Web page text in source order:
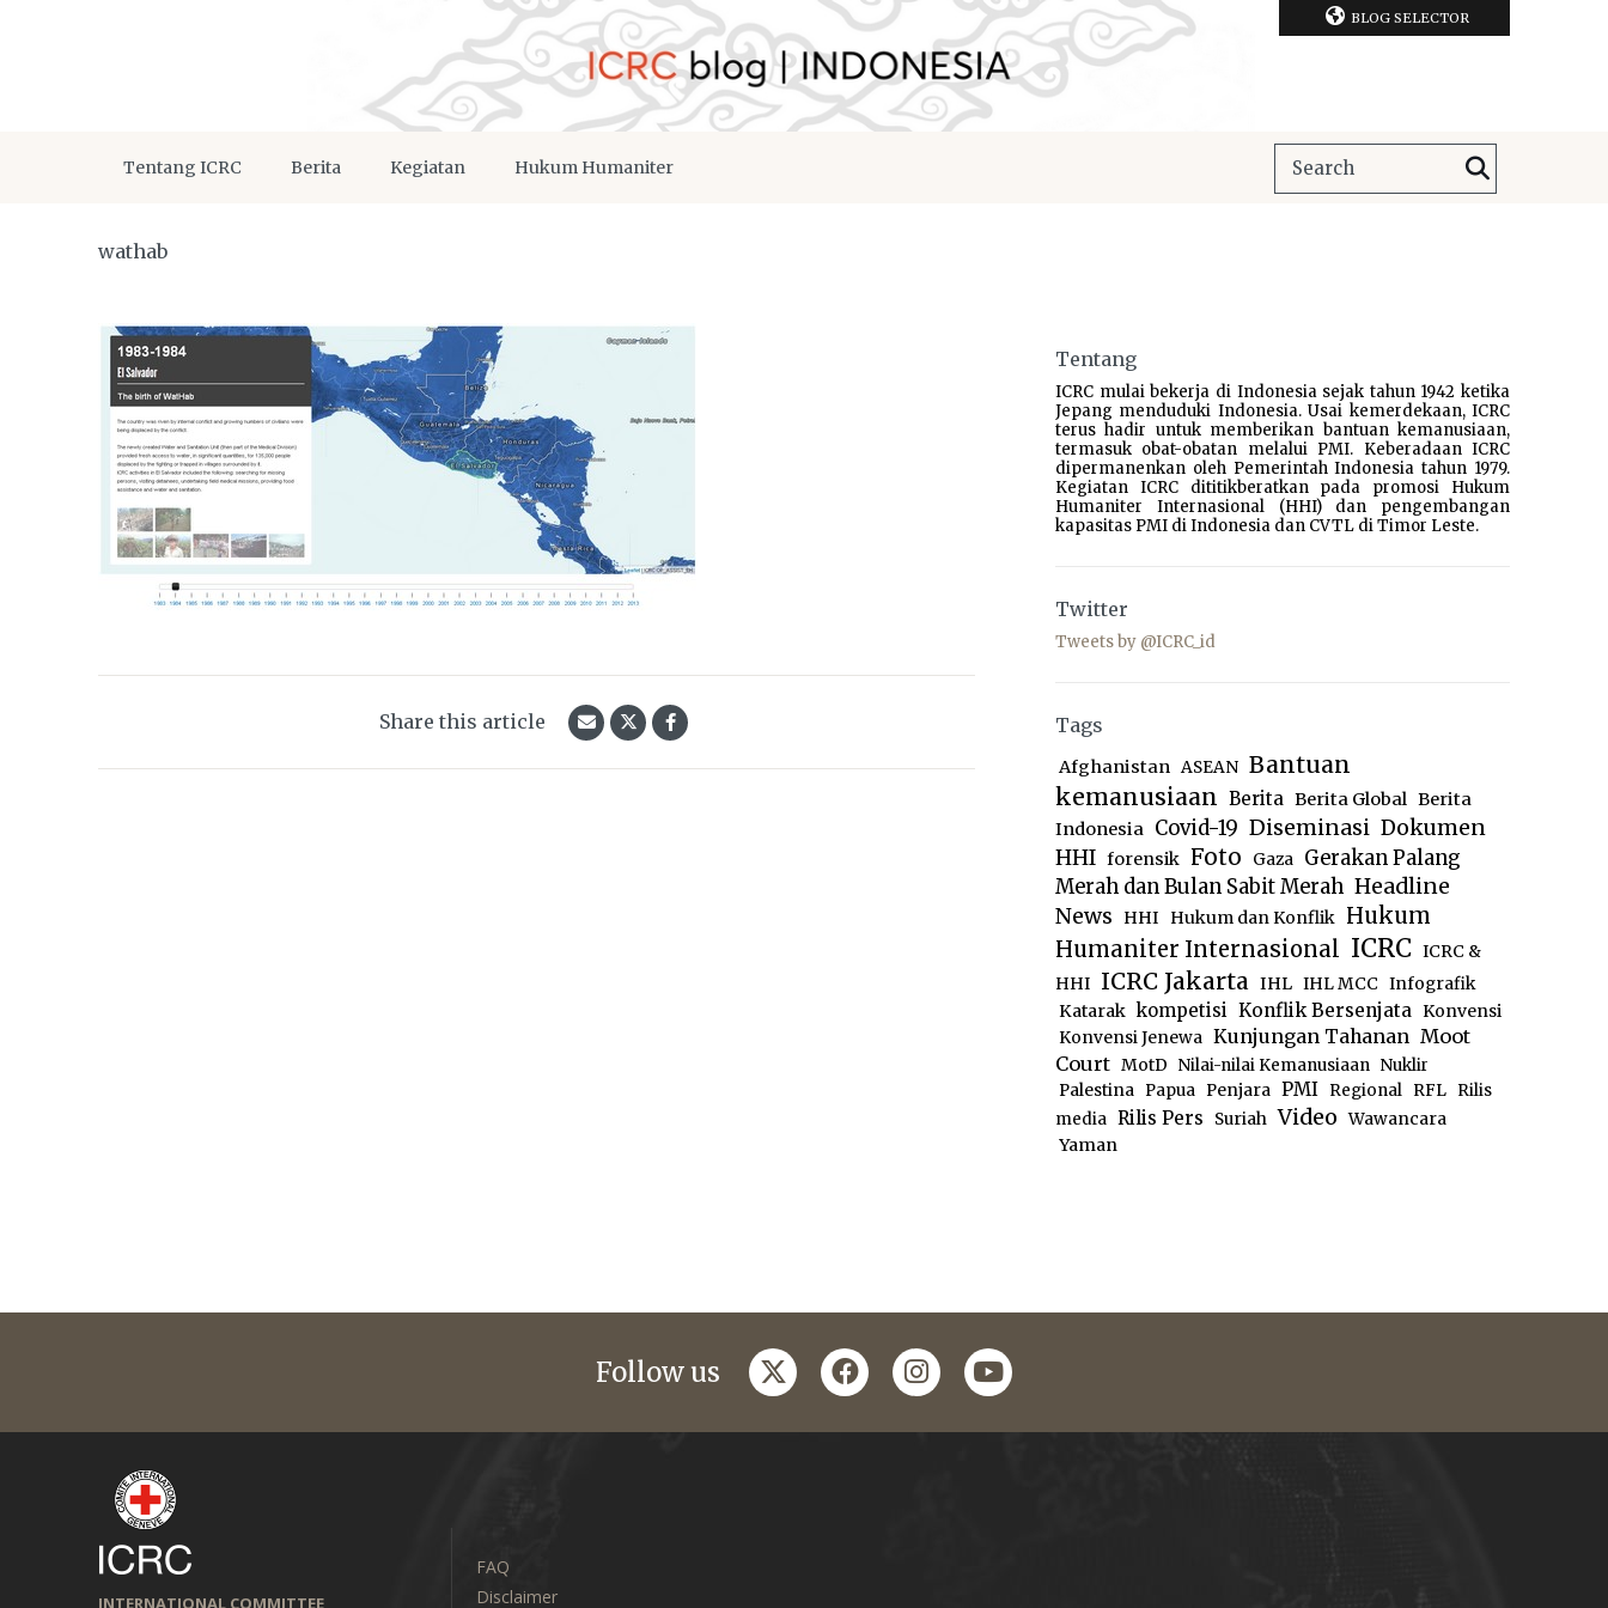
BLOG SELECTOR
Tentang ICRC Berita Kegiatan Hukum Humaniter
wathab
Share this article
Tentang
ICRC mulai bekerja di Indonesia sejak tahun 1942 ketika
Jepang menduduki Indonesia. Usai kemerdekaan, ICRC
terus hadir untuk memberikan bantuan kemanusiaan,
termasuk obat-obatan melalui PMI. Keberadaan ICRC
dipermanenkan oleh Pemerintah Indonesia tahun 1979.
Kegiatan ICRC dititikberatkan pada promosi Hukum
Humaniter Internasional (HHI) dan pengembangan
kapasitas PMI di Indonesia dan CVTL di Timor Leste.
Twitter
Tweets by @ICRC_id
Tags
Afghanistan ASEAN Bantuan
kemanusiaan Berita Berita Global Berita
Indonesia Covid-19 Diseminasi Dokumen
HHI forensik Foto Gaza Gerakan Palang
Merah dan Bulan Sabit Merah Headline
News
HHI Hukum dan Konflik Hukum
Humaniter Internasional ICRC ICRC &
HHI ICRC Jakarta IHL IHL MCC Infografik
Katarak kompetisi Konflik Bersenjata Konvensi
Konvensi Jenewa Kunjungan Tahanan Moot
Court MotD Nilai-nilai Kemanusiaan Nuklir
Palestina
Papua Penjara PMI Regional RFL
Rilis
media Rilis Pers Suriah Video Wawancara
Yaman
Follow us twitterfacebookinstagram
youtube
INTERNATIONAL COMMITTEE
FAQ
Disclaimer